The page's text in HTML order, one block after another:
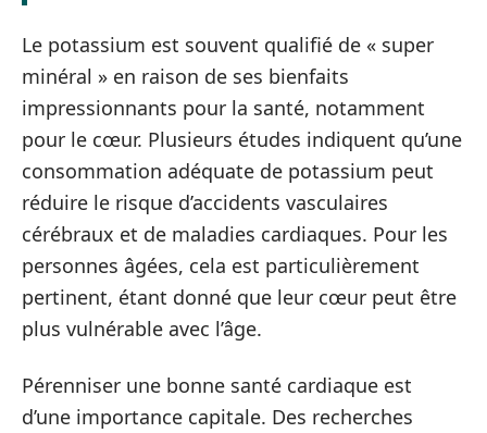
Le potassium est souvent qualifié de « super
minéral » en raison de ses bienfaits
impressionnants pour la santé, notamment
pour le cœur. Plusieurs études indiquent qu’une
consommation adéquate de potassium peut
réduire le risque d’accidents vasculaires
cérébraux et de maladies cardiaques. Pour les
personnes âgées, cela est particulièrement
pertinent, étant donné que leur cœur peut être
plus vulnérable avec l’âge.
Pérenniser une bonne santé cardiaque est
d’une importance capitale. Des recherches